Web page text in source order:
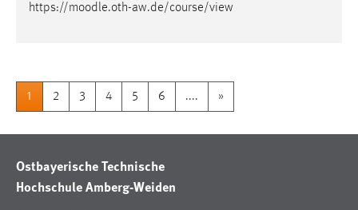
https://moodle.oth-aw.de/course/view
1 2 3 4 5 6 .... »
Ostbayerische Technische
Hochschule Amberg-Weiden